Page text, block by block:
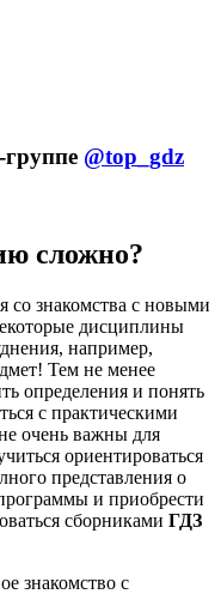
@top_gdz
сложно?
со знакомства с новыми
дисциплины
например,
Тем не менее
определения и понять
с практическими
очень важны для
ориентироваться
представления о
и приобрести
сборниками ГДЗ
знакомство с